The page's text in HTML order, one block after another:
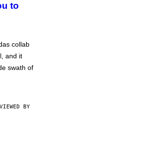
to
collab
and it
swath of
BY